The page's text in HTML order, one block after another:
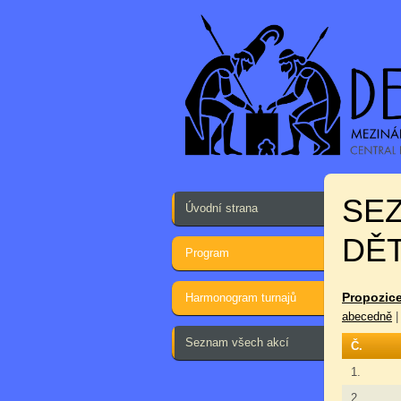
Úvodní strana
Program
Harmonogram turnajů
Seznam všech akcí
abecedně
Č.
1.
2.